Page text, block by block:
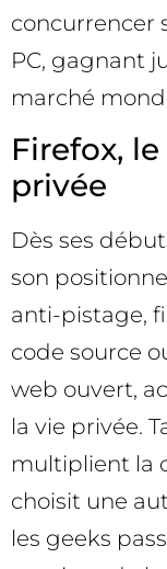
concurrencer
PC, gagnant
marché
Firefox,
privée
Dès ses
son
anti-pistage,
code source
web ouvert,
la vie privée.
multiplient la
choisit une
les geeks